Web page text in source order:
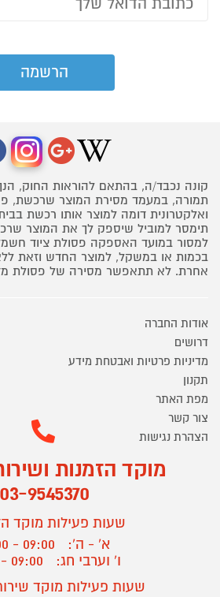
קונה נכבד/ה, בהתאם להוראות החוק,
תמורה, במעמד מסירת המוצר שרכשת,
ואלקטרונית דומה למוצר אותו רכשת
תימסר למוביל שיספק לך את המוצר
למסור במועד האספקה פסולת ציוד
בכמות או במשקל, למוצר החדש וזאת
אחרת. לא תתאפשר מסירה של פסולת
אודות החברה
דרושים
מדיניות פרטיות ואבטחת מידע
תקנון
מפת האתר
צור קשר
הצהרת נגישות
מוקד הזמנות
03-9545370
שעות פעילות מוקד
א' - ה':
09:00 - 18:00
ו' וערבי חג:
09:00 - 13:00
שעות פעילות מוקד